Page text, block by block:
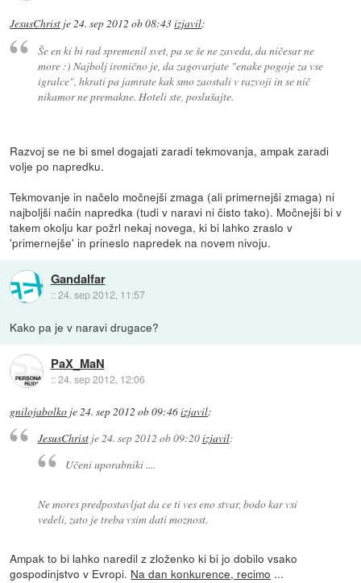
JesusChrist je24. sep 2012 ob 08:43izjavil:
Še en ki bi rad spremenil svet, pa se še ne zaveda, da ničesar ne
more :) Najbolj ironično je, da zagovarjate "enake pogoje za vse
igralce", hkrati pa jamrate kak smo zaostali v razvoji in se nič
nikamor ne premakne. Hoteli ste, poslušajte.
Razvoj se ne bi smel dogajati zaradi tekmovanja, ampak zaradi
volje po napredku.
Tekmovanje in načelo močnejši zmaga (ali primernejši zmaga) ni
najboljši način napredka (tudi v naravi ni čisto tako). Močnejši bi v
takem okolju kar požrl nekaj novega, ki bi lahko zraslo v
'primernejše' in prineslo napredek na novem nivoju.
Gandalfar
::24. sep 2012, 11:57
Kako pa je v naravi drugace?
PaX_MaN
::24. sep 2012, 12:06
gnilojabolko je24. sep 2012 ob 09:46izjavil:
JesusChristje24. sep 2012 ob 09:20izjavil:
Učeni uporabniki ....
Ne mores predpostavljat da ce ti ves eno stvar, bodo kar vsi
vedeli, zato je treba vsim dati moznost.
Ampak to bi lahko naredil z zloženko ki bi jo dobilo vsako
gospodinjstvo v Evropi. Na dan konkurence, recimo ...